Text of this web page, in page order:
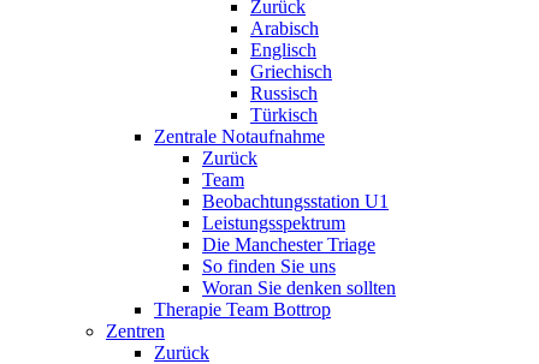
Zurück
Arabisch
Englisch
Griechisch
Russisch
Türkisch
Zentrale Notaufnahme
Zurück
Team
Beobachtungsstation U1
Leistungsspektrum
Die Manchester Triage
So finden Sie uns
Woran Sie denken sollten
Therapie Team Bottrop
Zentren
Zurück